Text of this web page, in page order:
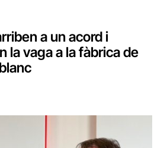
a un acord i
la vaga a la fàbrica de